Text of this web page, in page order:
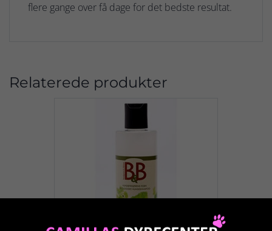
flere gange over få dage for det bedste resultat.
Relaterede produkter